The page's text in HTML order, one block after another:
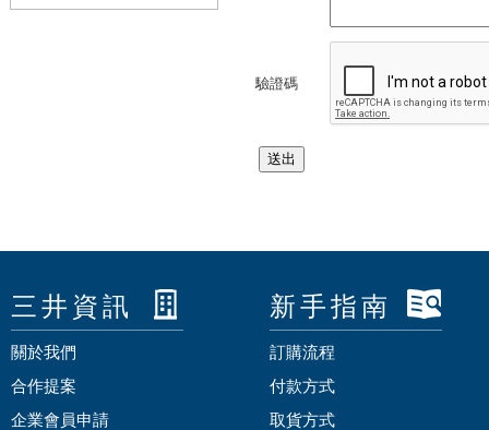
驗證碼
三井資訊
關於我們
合作提案
企業會員申請
新手指南
訂購流程
付款方式
取貨方式